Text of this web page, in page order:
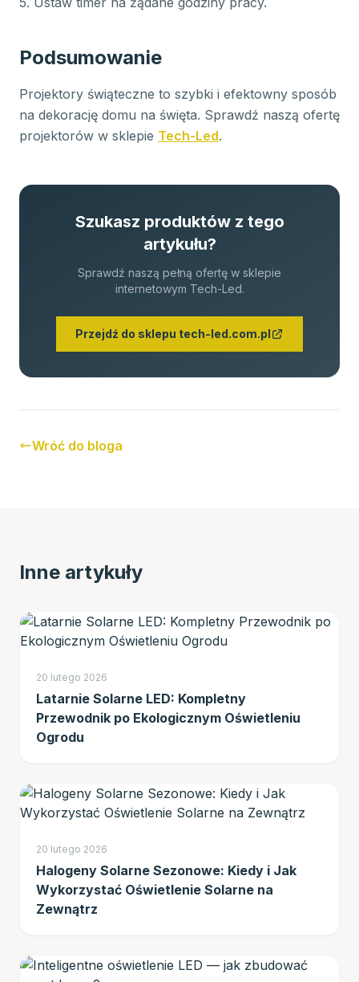
Podsumowanie
Projektory świąteczne to szybki i efektowny sposób
na dekorację domu na święta. Sprawdź naszą ofertę
projektorów w sklepie Tech-Led.
Szukasz produktów z tego
artykułu?
Sprawdź naszą pełną ofertę w sklepie
internetowym Tech-Led.
Przejdź do sklepu tech-led.com.pl
Wróć do bloga
Inne artykuły
20 lutego 2026
Latarnie Solarne LED: Kompletny
Przewodnik po Ekologicznym Oświetleniu
Ogrodu
20 lutego 2026
Halogeny Solarne Sezonowe: Kiedy i Jak
Wykorzystać Oświetlenie Solarne na
Zewnątrz